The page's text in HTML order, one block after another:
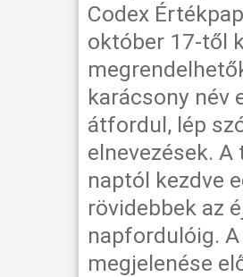
Codex
október 17-től
karácsony név
átfordul, lép
elnevezések.
naptól kezdve
rövidebbek az
napfordulóig.
megjelenése